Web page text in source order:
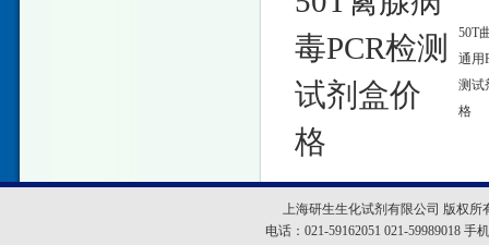
毒PCR检测
试剂盒价
格
50T
通用
测试
格
上海研生生化试剂有限公司 版权所
电话：021-59162051 021-59989018